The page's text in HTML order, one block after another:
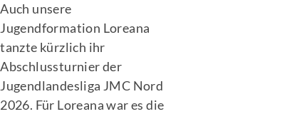
Auch unsere
Jugendformation Loreana
tanzte kürzlich ihr
Abschlussturnier der
Jugendlandesliga JMC Nord
2026. Für Loreana war es die